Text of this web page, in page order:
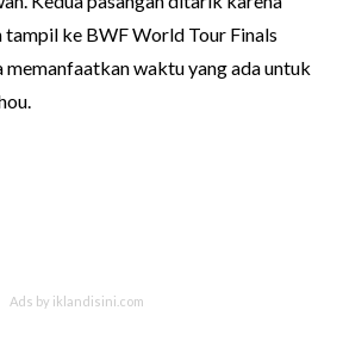
tampil ke BWF World Tour Finals
memanfaatkan waktu yang ada untuk